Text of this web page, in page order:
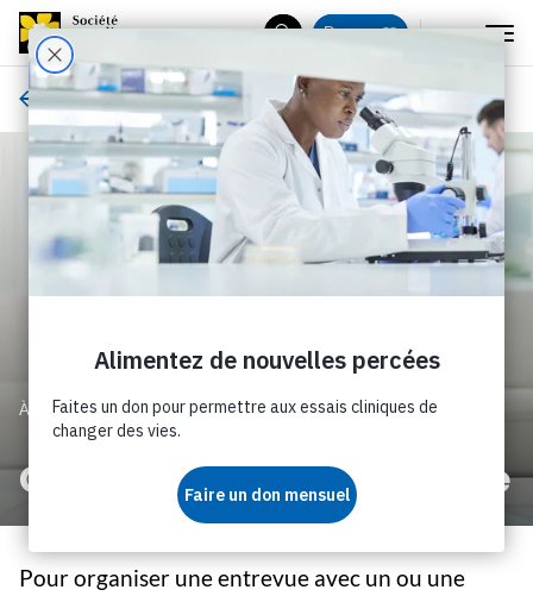
Donnez
À propos de nous
À PROPOS DE NOUS
Communiqués de presse
Pour organiser une entrevue avec un ou une